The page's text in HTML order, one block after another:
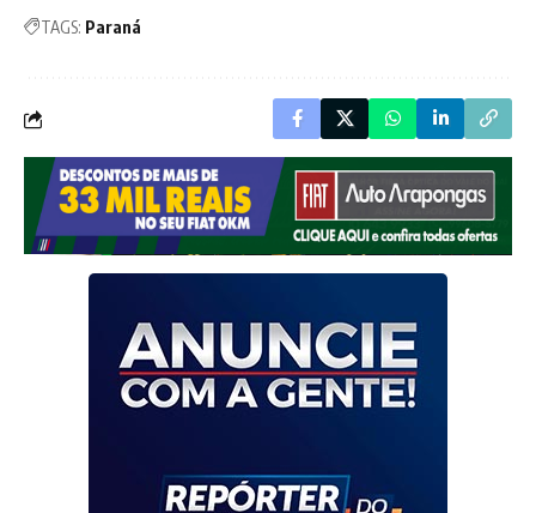
TAGS: Paraná